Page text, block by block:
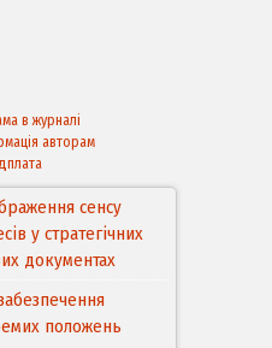
в журналі
авторам
сенсу
у стратегічних
документах
положень